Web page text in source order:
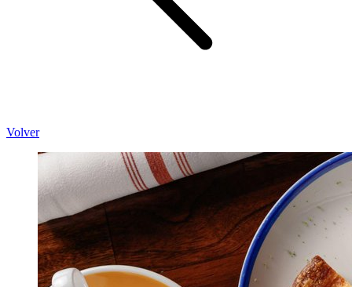
Volver